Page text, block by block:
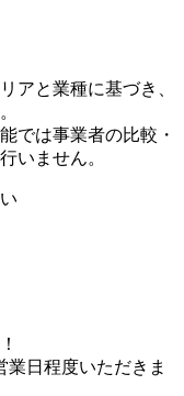
アと業種に基づき、
では事業者の比較・
いません。
日程度いただきま